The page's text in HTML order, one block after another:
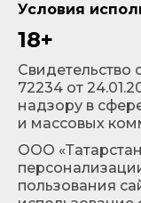
Условия
18+
72234 от
надзору в
и массовых
ООО
пользования